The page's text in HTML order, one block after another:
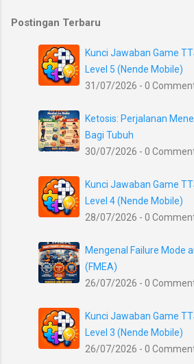
Postingan Terbaru
Kunci Jawaban Game
Level 5 (Nende Mobile)
31/07/2026 - 0
Ketosis: Perjalanan
Bagi Tubuh
30/07/2026 - 0
Kunci Jawaban Game
Level 4 (Nende Mobile)
28/07/2026 - 0
Mengenal Failure Mode
(FMEA)
26/07/2026 - 0
Kunci Jawaban Game
Level 3 (Nende Mobile)
26/07/2026 - 0